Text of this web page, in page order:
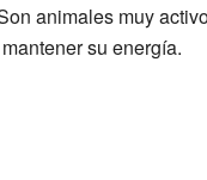
animales muy
su energía.